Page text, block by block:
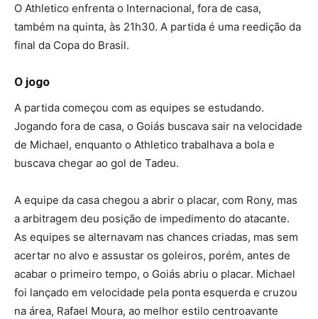
O Athletico enfrenta o Internacional, fora de casa,
também na quinta, às 21h30. A partida é uma reedição da
final da Copa do Brasil.
O jogo
A partida começou com as equipes se estudando.
Jogando fora de casa, o Goiás buscava sair na velocidade
de Michael, enquanto o Athletico trabalhava a bola e
buscava chegar ao gol de Tadeu.
A equipe da casa chegou a abrir o placar, com Rony, mas
a arbitragem deu posição de impedimento do atacante.
As equipes se alternavam nas chances criadas, mas sem
acertar no alvo e assustar os goleiros, porém, antes de
acabar o primeiro tempo, o Goiás abriu o placar. Michael
foi lançado em velocidade pela ponta esquerda e cruzou
na área, Rafael Moura, ao melhor estilo centroavante